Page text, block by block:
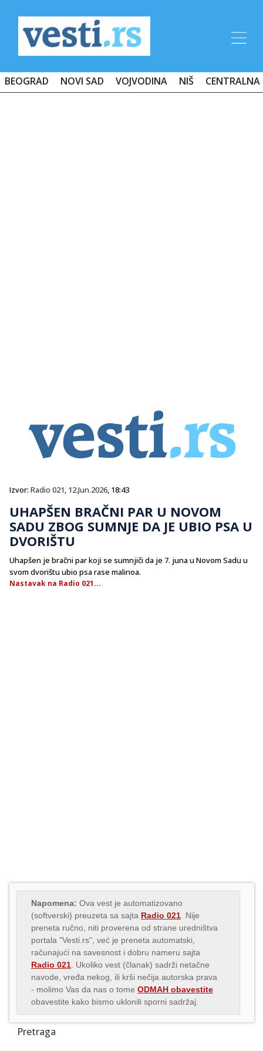
BEOGRAD NOVI SAD VOJVODINA NIŠ CENTRALNA
Izvor: Radio 021, 12.Jun.2026, 18:43
UHAPŠEN BRAČNI PAR U NOVOM
SADU ZBOG SUMNJE DA JE UBIO PSA U
DVORIŠTU
Uhapšen je bračni par koji se sumnjiči da je 7. juna u Novom Sadu u
svom dvorištu ubio psa rase malinoa.
Nastavak na Radio 021...
Napomena: Ova vest je automatizovano
(softverski) preuzeta sa sajta Radio 021 . Nije
preneta ručno, niti proverena od strane uredništva
portala "Vesti.rs", već je preneta automatski,
računajući na savesnost i dobru nameru sajta
Radio 021 . Ukoliko vest (članak) sadrži netačne
navode, vređa nekog, ili krši nečija autorska prava
- molimo Vas da nas o tome ODMAH obavestite
obavestite kako bismo uklonili sporni sadržaj.
Pretraga